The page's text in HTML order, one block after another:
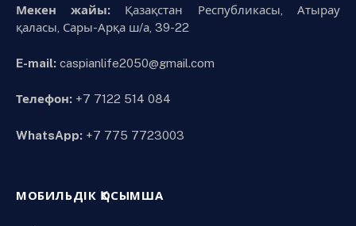
Мекен жайы:Қазақстан Республикасы, Атырау
қаласы, Сары-Арқа ш/а, 39-22
E-mail: caspianlife2050@gmail.com
Телефон: +7 7122 514 084
WhatsApp: +7 775 7723003
МОБИЛЬДІК ҚОСЫМША